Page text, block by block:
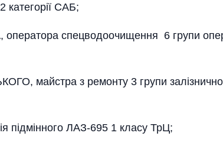
категорії САБ;
спецводоочищення 6 групи
майстра з ремонту 3 групи
підмінного ЛАЗ-695 1 класу ТрЦ;